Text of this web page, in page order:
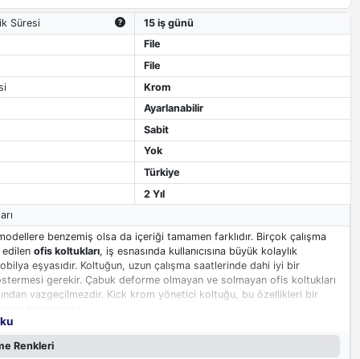
Süresi
15 iş günü
File
File
Krom
Ayarlanabilir
Sabit
Yok
Türkiye
2 Yıl
benzemiş olsa da içeriği tamamen farklıdır. Birçok çalışma
edilen ofis koltukları, iş esnasında kullanıcısına büyük kolaylık
eşyasıdır. Koltuğun, uzun çalışma saatlerinde dahi iyi bir
gerekir. Çabuk deforme olmayan ve solmayan ofis koltukları
vazgeçilmezdir. Kick krom yönetici koltuğu, bu özellikleri bir
, sırt kısmının farklı bir dizayn yapısı ile hemen dikkat çekmektedir.
bir yapıya sahip olması, kolay kullanım sağlamaktadır. Ekstra
Renkleri